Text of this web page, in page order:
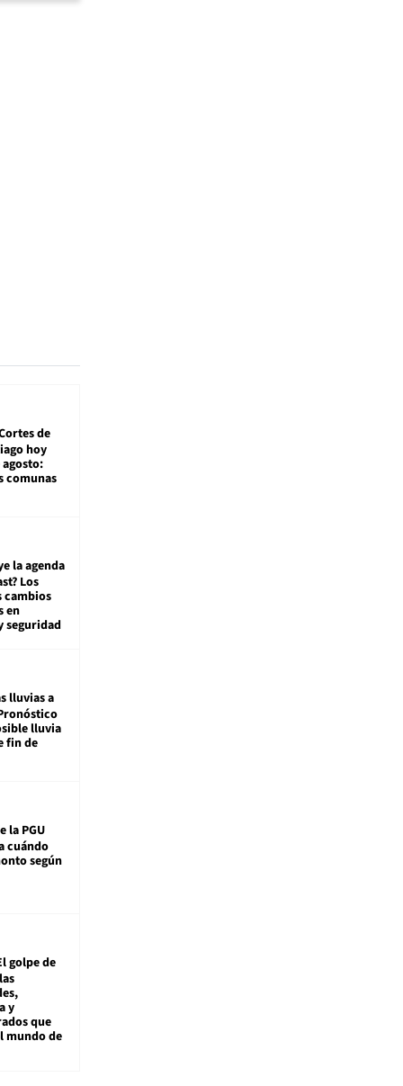
de
hoy
agosto:
comunas
la agenda
Los
cambios
en
seguridad
lluvias a
lluvia
fin de
la PGU
cuándo
según
golpe de
y
que
mundo de